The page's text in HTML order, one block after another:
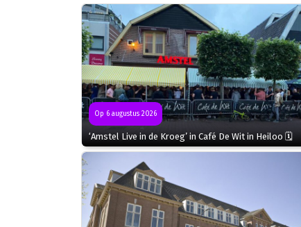
Op 6 augustus 2026
‘Amstel Live in de Kroeg’ in Café De Wit in Heiloo 🗓